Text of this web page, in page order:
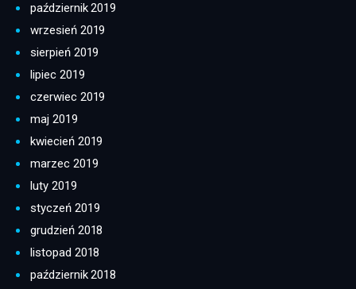
październik 2019
wrzesień 2019
sierpień 2019
lipiec 2019
czerwiec 2019
maj 2019
kwiecień 2019
marzec 2019
luty 2019
styczeń 2019
grudzień 2018
listopad 2018
październik 2018